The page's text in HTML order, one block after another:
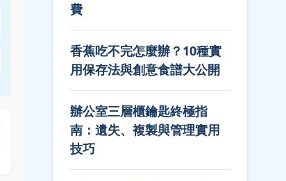
費
香蕉吃不完怎麼辦？10種實
用保存法與創意食譜大公開
辦公室三層櫃鑰匙終極指
南：遺失、複製與管理實用
技巧